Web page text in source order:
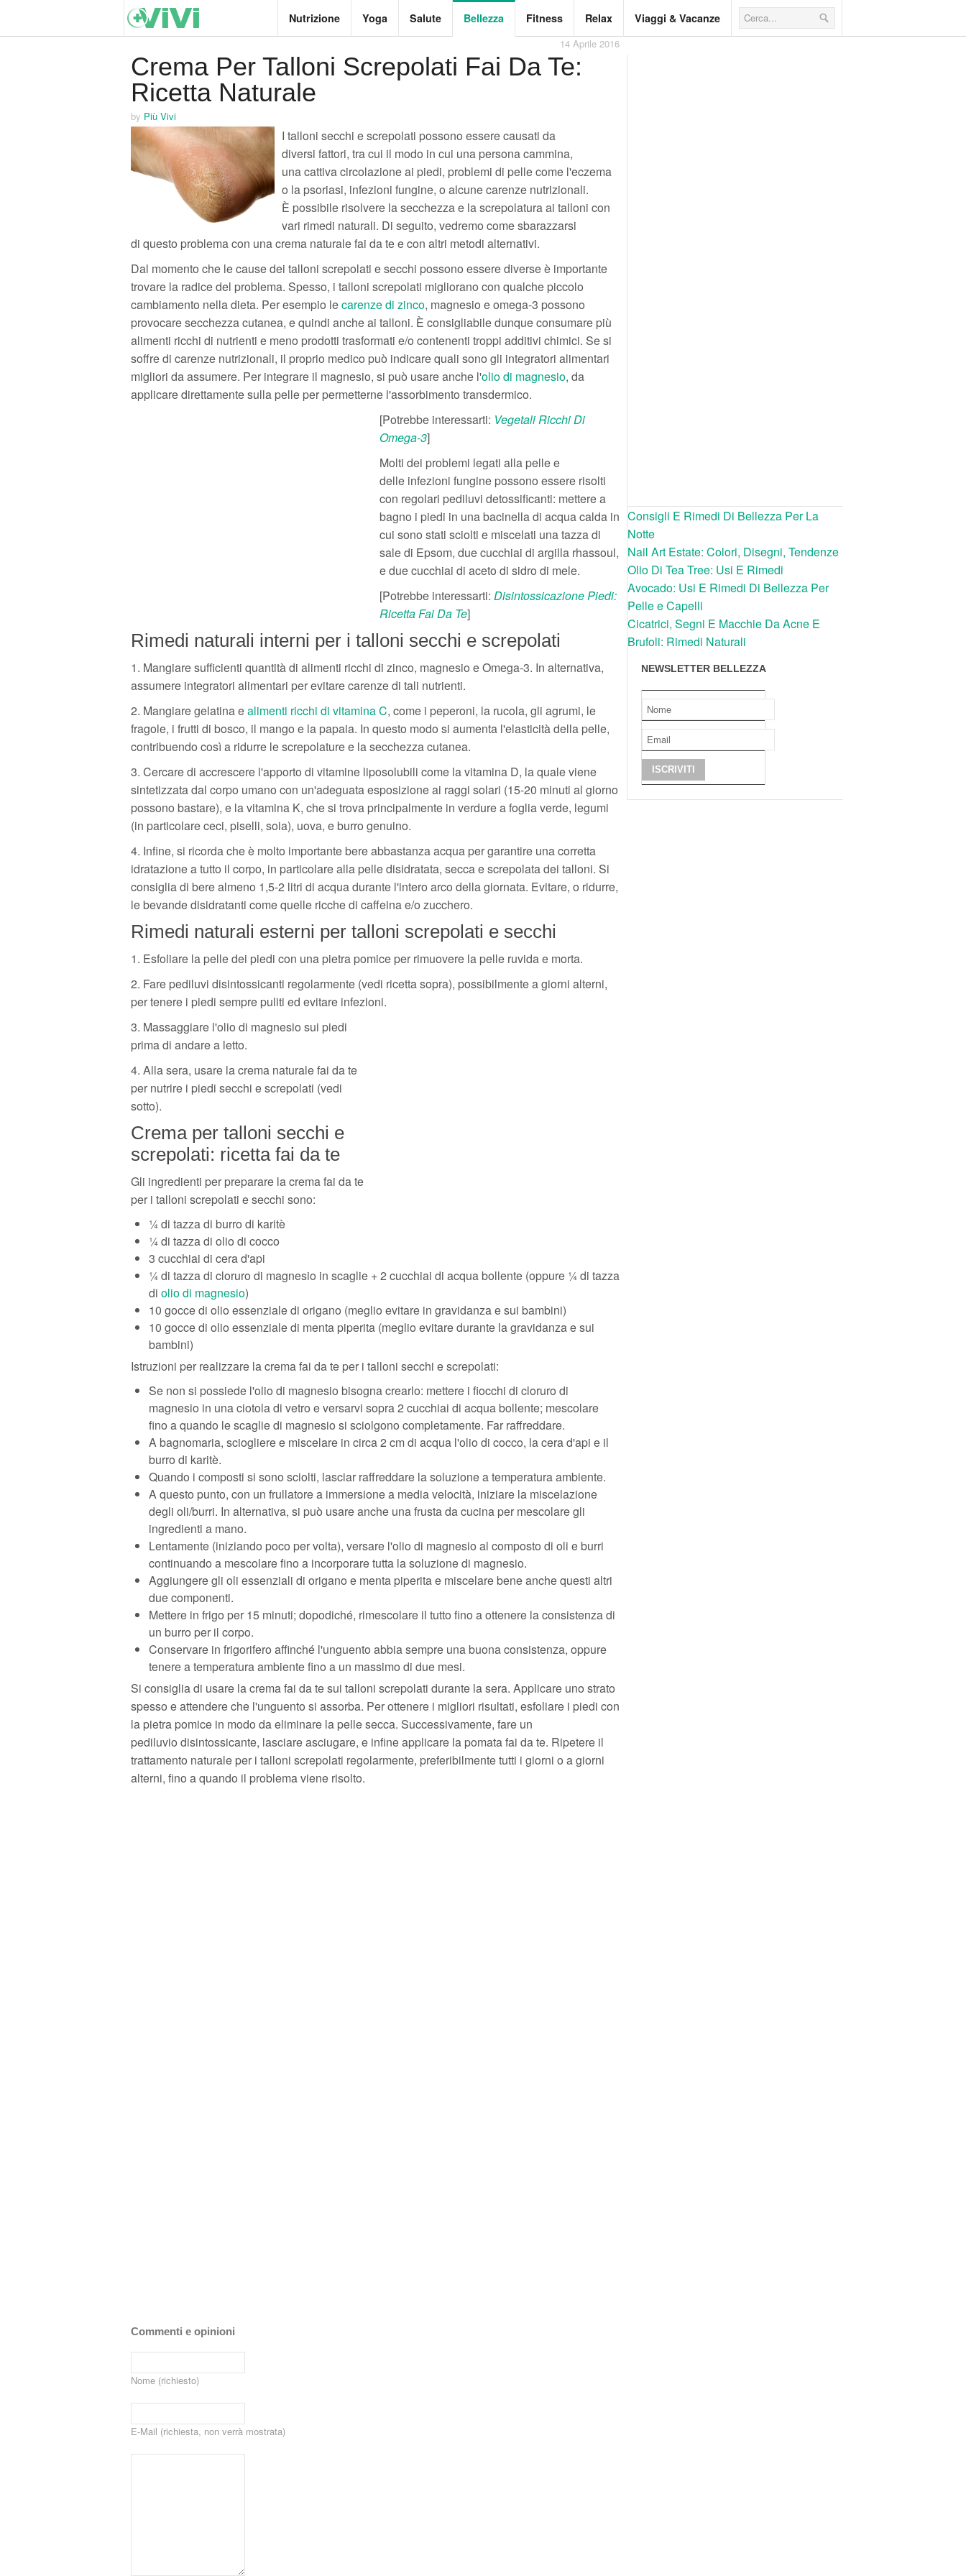
Nutrizione Yoga Salute Bellezza Fitness Relax Viaggi & Vacanze
14 Aprile 2016
Crema Per Talloni Screpolati Fai Da Te:
Ricetta Naturale
by Più Vivi
I talloni secchi e screpolati possono essere causati da
diversi fattori, tra cui il modo in cui una persona cammina,
una cattiva circolazione ai piedi, problemi di pelle come l'eczema
o la psoriasi, infezioni fungine, o alcune carenze nutrizionali.
È possibile risolvere la secchezza e la screpolatura ai talloni con
vari rimedi naturali. Di seguito, vedremo come sbarazzarsi
di questo problema con una crema naturale fai da te e con altri metodi alternativi.
Dal momento che le cause dei talloni screpolati e secchi possono essere diverse è importante
trovare la radice del problema. Spesso, i talloni screpolati migliorano con qualche piccolo
cambiamento nella dieta. Per esempio lecarenze di zinco, magnesio e omega-3 possono
provocare secchezza cutanea, e quindi anche ai talloni. È consigliabile dunque consumare più
alimenti ricchi di nutrienti e meno prodotti trasformati e/o contenenti troppi additivi chimici. Se si
soffre di carenze nutrizionali, il proprio medico può indicare quali sono gli integratori alimentari
migliori da assumere. Per integrare il magnesio, si può usare anche l'olio di magnesio, da
applicare direttamente sulla pelle per permetterne l'assorbimento transdermico.
[Potrebbe interessarti: Vegetali Ricchi Di
Omega-3]
Molti dei problemi legati alla pelle e
delle infezioni fungine possono essere risolti
con regolari pediluvi detossificanti: mettere a
bagno i piedi in una bacinella di acqua calda in
cui sono stati sciolti e miscelati una tazza di
sale di Epsom, due cucchiai di argilla rhassoul,
e due cucchiai di aceto di sidro di mele.
[Potrebbe interessarti: Disintossicazione Piedi:
Ricetta Fai Da Te]
Rimedi naturali interni per i talloni secchi e screpolati
1. Mangiare sufficienti quantità di alimenti ricchi di zinco, magnesio e Omega-3. In alternativa,
assumere integratori alimentari per evitare carenze di tali nutrienti.
2. Mangiare gelatina ealimenti ricchi di vitamina C, come i peperoni, la rucola, gli agrumi, le
fragole, i frutti di bosco, il mango e la papaia. In questo modo si aumenta l'elasticità della pelle,
contribuendo così a ridurre le screpolature e la secchezza cutanea.
3. Cercare di accrescere l'apporto di vitamine liposolubili come la vitamina D, la quale viene
sintetizzata dal corpo umano con un'adeguata esposizione ai raggi solari (15-20 minuti al giorno
possono bastare), e la vitamina K, che si trova principalmente in verdure a foglia verde, legumi
(in particolare ceci, piselli, soia), uova, e burro genuino.
4. Infine, si ricorda che è molto importante bere abbastanza acqua per garantire una corretta
idratazione a tutto il corpo, in particolare alla pelle disidratata, secca e screpolata dei talloni. Si
consiglia di bere almeno 1,5-2 litri di acqua durante l'intero arco della giornata. Evitare, o ridurre,
le bevande disidratanti come quelle ricche di caffeina e/o zucchero.
Rimedi naturali esterni per talloni screpolati e secchi
1. Esfoliare la pelle dei piedi con una pietra pomice per rimuovere la pelle ruvida e morta.
2. Fare pediluvi disintossicanti regolarmente (vedi ricetta sopra), possibilmente a giorni alterni,
per tenere i piedi sempre puliti ed evitare infezioni.
3. Massaggiare l'olio di magnesio sui piedi
prima di andare a letto.
4. Alla sera, usare la crema naturale fai da te
per nutrire i piedi secchi e screpolati (vedi
sotto).
Crema per talloni secchi e
screpolati: ricetta fai da te
Gli ingredienti per preparare la crema fai da te
per i talloni screpolati e secchi sono:
¼ di tazza di burro di karitè
¼ di tazza di olio di cocco
3 cucchiai di cera d'api
¼ di tazza di cloruro di magnesio in scaglie + 2 cucchiai di acqua bollente (oppure ¼ di tazza
di olio di magnesio)
10 gocce di olio essenziale di origano (meglio evitare in gravidanza e sui bambini)
10 gocce di olio essenziale di menta piperita (meglio evitare durante la gravidanza e sui
bambini)
Istruzioni per realizzare la crema fai da te per i talloni secchi e screpolati:
Se non si possiede l'olio di magnesio bisogna crearlo: mettere i fiocchi di cloruro di
magnesio in una ciotola di vetro e versarvi sopra 2 cucchiai di acqua bollente; mescolare
fino a quando le scaglie di magnesio si sciolgono completamente. Far raffreddare.
A bagnomaria, sciogliere e miscelare in circa 2 cm di acqua l'olio di cocco, la cera d'api e il
burro di karitè.
Quando i composti si sono sciolti, lasciar raffreddare la soluzione a temperatura ambiente.
A questo punto, con un frullatore a immersione a media velocità, iniziare la miscelazione
degli oli/burri. In alternativa, si può usare anche una frusta da cucina per mescolare gli
ingredienti a mano.
Lentamente (iniziando poco per volta), versare l'olio di magnesio al composto di oli e burri
continuando a mescolare fino a incorporare tutta la soluzione di magnesio.
Aggiungere gli oli essenziali di origano e menta piperita e miscelare bene anche questi altri
due componenti.
Mettere in frigo per 15 minuti; dopodiché, rimescolare il tutto fino a ottenere la consistenza di
un burro per il corpo.
Conservare in frigorifero affinché l'unguento abbia sempre una buona consistenza, oppure
tenere a temperatura ambiente fino a un massimo di due mesi.
Si consiglia di usare la crema fai da te sui talloni screpolati durante la sera. Applicare uno strato
spesso e attendere che l'unguento si assorba. Per ottenere i migliori risultati, esfoliare i piedi con
la pietra pomice in modo da eliminare la pelle secca. Successivamente, fare un
pediluvio disintossicante, lasciare asciugare, e infine applicare la pomata fai da te. Ripetere il
trattamento naturale per i talloni screpolati regolarmente, preferibilmente tutti i giorni o a giorni
alterni, fino a quando il problema viene risolto.
Commenti e opinioni
Nome (richiesto)
E-Mail (richiesta, non verrà mostrata)
Consigli E Rimedi Di Bellezza Per La
Notte
Nail Art Estate: Colori, Disegni, Tendenze
Olio Di Tea Tree: Usi E Rimedi
Avocado: Usi E Rimedi Di Bellezza Per
Pelle e Capelli
Cicatrici, Segni E Macchie Da Acne E
Brufoli: Rimedi Naturali
NEWSLETTER BELLEZZA